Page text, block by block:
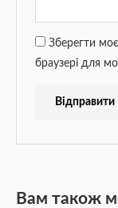
Зберегти
браузері для
Вам також